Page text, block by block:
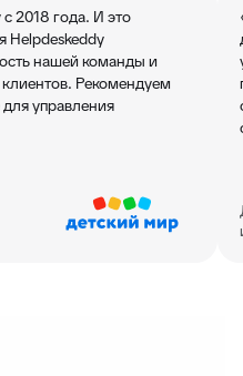
2018 года. И это
Helpdeskeddy
нашей команды и
Рекомендуем
управления